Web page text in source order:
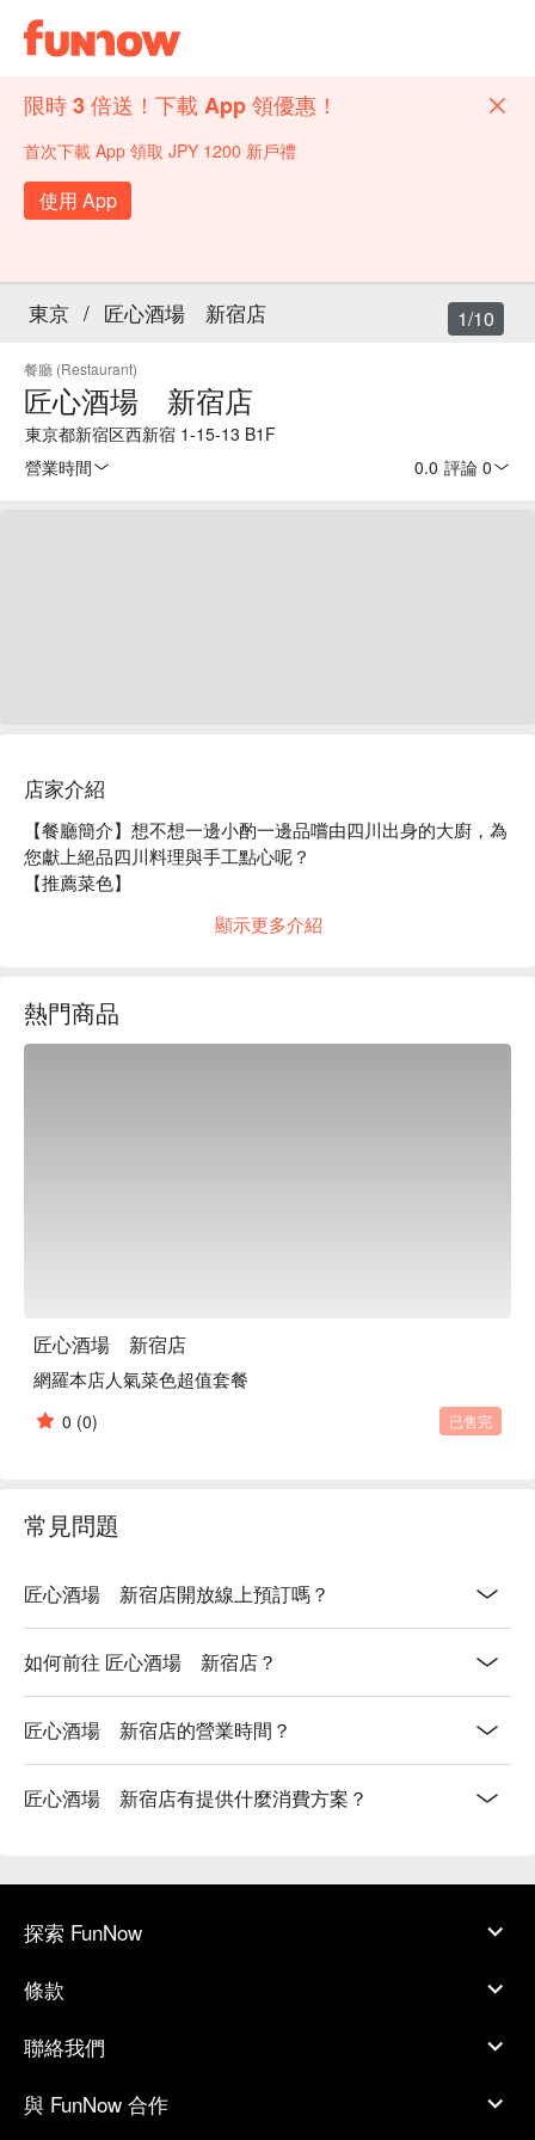
限時 3 倍送！下載 App 領優惠！
首次下載 App 領取 JPY 1200 新戶禮
使用 App
東京 / 匠心酒場 新宿店
餐廳 (Restaurant)
匠心酒場 新宿店
東京都新宿区西新宿 1-15-13 B1F
營業時間
0.0 評論 0
1/10
店家介紹
【餐廳簡介】想不想一邊小酌一邊品嚐由四川出身的大廚，為
您獻上絕品四川料理與手工點心呢？
【推薦菜色】
辣道地的口感讓人上癮！
【店内氛圍】擁有新店才有的潔淨感，以及恰到好處的柔和照
明，整體氛圍令人沉穩。
顯示更多介紹
熱門商品
匠心酒場 新宿店
網羅本店人氣菜色超值套餐
0 (0) 已售完
常見問題
匠心酒場 新宿店開放線上預訂嗎？
如何前往 匠心酒場 新宿店？
匠心酒場 新宿店的營業時間？
匠心酒場 新宿店有提供什麼消費方案？
探索 FunNow
條款
聯絡我們
與 FunNow 合作